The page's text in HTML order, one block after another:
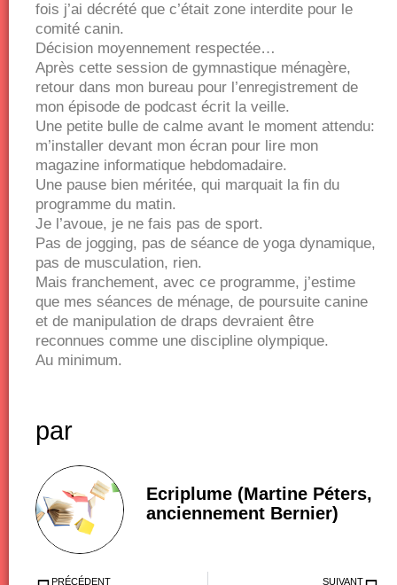
fois j’ai décrété que c’était zone interdite pour le
comité canin.
Décision moyennement respectée…
Après cette session de gymnastique ménagère,
retour dans mon bureau pour l’enregistrement de
mon épisode de podcast écrit la veille.
Une petite bulle de calme avant le moment attendu:
m’installer devant mon écran pour lire mon
magazine informatique hebdomadaire.
Une pause bien méritée, qui marquait la fin du
programme du matin.
Je l’avoue, je ne fais pas de sport.
Pas de jogging, pas de séance de yoga dynamique,
pas de musculation, rien.
Mais franchement, avec ce programme, j’estime
que mes séances de ménage, de poursuite canine
et de manipulation de draps devraient être
reconnues comme une discipline olympique.
Au minimum.
par
Ecriplume (Martine Péters,
anciennement Bernier)
PRÉCÉDENT SUIVANT